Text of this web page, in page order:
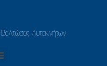
Αυτοκινήτων